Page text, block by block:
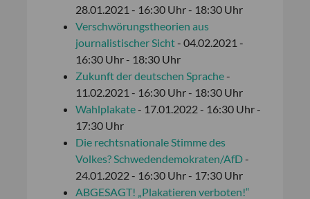
28.01.2021 - 16:30 Uhr - 18:30 Uhr
Verschwörungstheorien aus
journalistischer Sicht- 04.02.2021 -
16:30 Uhr - 18:30 Uhr
Zukunft der deutschen Sprache-
11.02.2021 - 16:30 Uhr - 18:30 Uhr
Wahlplakate- 17.01.2022 - 16:30 Uhr -
17:30 Uhr
Die rechtsnationale Stimme des
Volkes? Schwedendemokraten/AfD-
24.01.2022 - 16:30 Uhr - 17:30 Uhr
ABGESAGT! „Plakatieren verboten!“